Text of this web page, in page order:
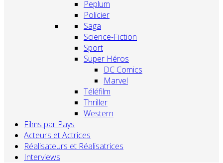
Peplum
Policier
Saga
Science-Fiction
Sport
Super Héros
DC Comics
Marvel
Téléfilm
Thriller
Western
Films par Pays
Acteurs et Actrices
Réalisateurs et Réalisatrices
Interviews